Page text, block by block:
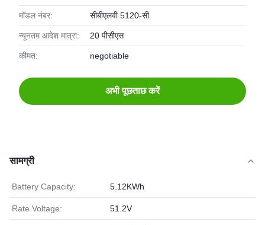
मॉडल नंबर: सीबीएलवी 5120-सी
न्यूनतम आदेश मात्रा: 20 पीसीएस
कीमत: negotiable
अभी पूछताछ करें
सामग्री
Battery Capacity: 5.12KWh
Rate Voltage: 51.2V